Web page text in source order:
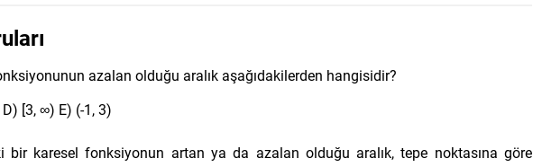
azalan olduğu aralık aşağıdakilerden hangisidir?
[3, ∞) E) (-1, 3)
bir karesel fonksiyonun artan ya da azalan olduğu aralık, tepe noktasına göre